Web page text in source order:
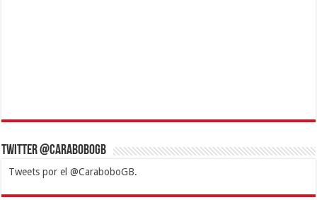
Twitter @CaraboboGB
Tweets por el @CaraboboGB.
1xbetBetturkeyBetistKralbetSupertotobetTipobetMatadorbetMariobet
https://mvbcasino.com/